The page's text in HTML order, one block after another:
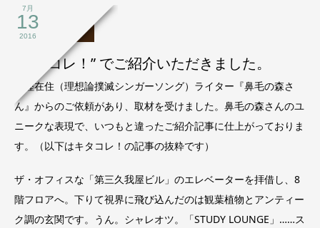
7月
13
2016メディア掲載
“キタコレ！” でご紹介いただきました。
北陸在住（理想論撲滅シンガーソング）ライター『鼻毛の森さ
ん』からのご依頼があり、取材を受けました。鼻毛の森さんのユ
ニークな表現で、いつもと違ったご紹介記事に仕上がっておりま
す。（以下はキタコレ！の記事の抜粋です）
ザ・オフィスな「第三久我屋ビル」のエレベーターを拝借し、8
階フロアへ。下りて視界に飛び込んだのは観葉植物とアンティー
ク調の玄関です。うん。シャレオツ。「STUDY LOUNGE」……ス